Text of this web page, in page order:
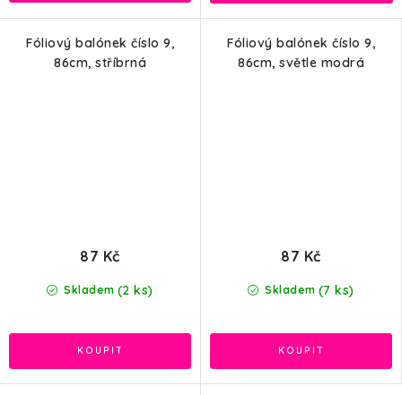
Fóliový balónek číslo 9,
86cm, stříbrná
Skladem (2 ks)
87 Kč
Fóliový balónek číslo 9,
86cm, světle modrá
Skladem (7 ks)
87 Kč